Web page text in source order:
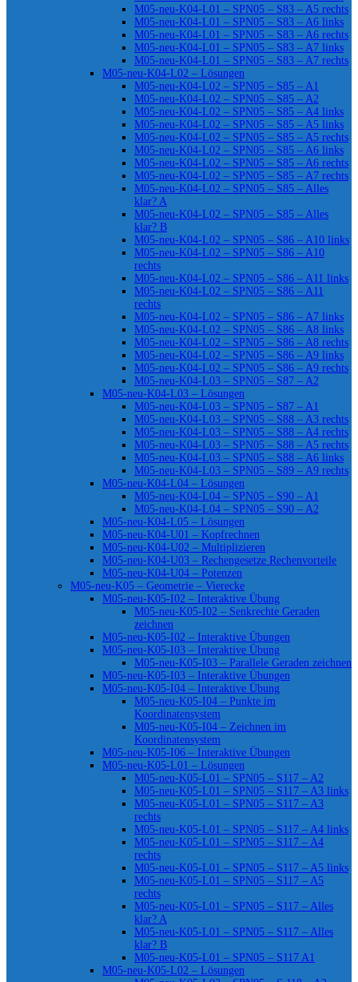
M05-neu-K04-L01 – SPN05 – S83 – A5 rechts
M05-neu-K04-L01 – SPN05 – S83 – A6 links
M05-neu-K04-L01 – SPN05 – S83 – A6 rechts
M05-neu-K04-L01 – SPN05 – S83 – A7 links
M05-neu-K04-L01 – SPN05 – S83 – A7 rechts
M05-neu-K04-L02 – Lösungen
M05-neu-K04-L02 – SPN05 – S85 – A1
M05-neu-K04-L02 – SPN05 – S85 – A2
M05-neu-K04-L02 – SPN05 – S85 – A4 links
M05-neu-K04-L02 – SPN05 – S85 – A5 links
M05-neu-K04-L02 – SPN05 – S85 – A5 rechts
M05-neu-K04-L02 – SPN05 – S85 – A6 links
M05-neu-K04-L02 – SPN05 – S85 – A6 rechts
M05-neu-K04-L02 – SPN05 – S85 – A7 rechts
M05-neu-K04-L02 – SPN05 – S85 – Alles
klar? A
M05-neu-K04-L02 – SPN05 – S85 – Alles
klar? B
M05-neu-K04-L02 – SPN05 – S86 – A10 links
M05-neu-K04-L02 – SPN05 – S86 – A10
rechts
M05-neu-K04-L02 – SPN05 – S86 – A11 links
M05-neu-K04-L02 – SPN05 – S86 – A11
rechts
M05-neu-K04-L02 – SPN05 – S86 – A7 links
M05-neu-K04-L02 – SPN05 – S86 – A8 links
M05-neu-K04-L02 – SPN05 – S86 – A8 rechts
M05-neu-K04-L02 – SPN05 – S86 – A9 links
M05-neu-K04-L02 – SPN05 – S86 – A9 rechts
M05-neu-K04-L03 – SPN05 – S87 – A2
M05-neu-K04-L03 – Lösungen
M05-neu-K04-L03 – SPN05 – S87 – A1
M05-neu-K04-L03 – SPN05 – S88 – A3 rechts
M05-neu-K04-L03 – SPN05 – S88 – A4 rechts
M05-neu-K04-L03 – SPN05 – S88 – A5 rechts
M05-neu-K04-L03 – SPN05 – S88 – A6 links
M05-neu-K04-L03 – SPN05 – S89 – A9 rechts
M05-neu-K04-L04 – Lösungen
M05-neu-K04-L04 – SPN05 – S90 – A1
M05-neu-K04-L04 – SPN05 – S90 – A2
M05-neu-K04-L05 – Lösungen
M05-neu-K04-U01 – Kopfrechnen
M05-neu-K04-U02 – Multiplizieren
M05-neu-K04-U03 – Rechengesetze Rechenvorteile
M05-neu-K04-U04 – Potenzen
M05-neu-K05 – Geometrie – Vierecke
M05-neu-K05-I02 – Interaktive Übung
M05-neu-K05-I02 – Senkrechte Geraden
zeichnen
M05-neu-K05-I02 – Interaktive Übungen
M05-neu-K05-I03 – Interaktive Übung
M05-neu-K05-I03 – Parallele Geraden zeichnen
M05-neu-K05-I03 – Interaktive Übungen
M05-neu-K05-I04 – Interaktive Übung
M05-neu-K05-I04 – Punkte im
Koordinatensystem
M05-neu-K05-I04 – Zeichnen im
Koordinatensystem
M05-neu-K05-I06 – Interaktive Übungen
M05-neu-K05-L01 – Lösungen
M05-neu-K05-L01 – SPN05 – S117 – A2
M05-neu-K05-L01 – SPN05 – S117 – A3 links
M05-neu-K05-L01 – SPN05 – S117 – A3
rechts
M05-neu-K05-L01 – SPN05 – S117 – A4 links
M05-neu-K05-L01 – SPN05 – S117 – A4
rechts
M05-neu-K05-L01 – SPN05 – S117 – A5 links
M05-neu-K05-L01 – SPN05 – S117 – A5
rechts
M05-neu-K05-L01 – SPN05 – S117 – Alles
klar? A
M05-neu-K05-L01 – SPN05 – S117 – Alles
klar? B
M05-neu-K05-L01 – SPN05 – S117 A1
M05-neu-K05-L02 – Lösungen